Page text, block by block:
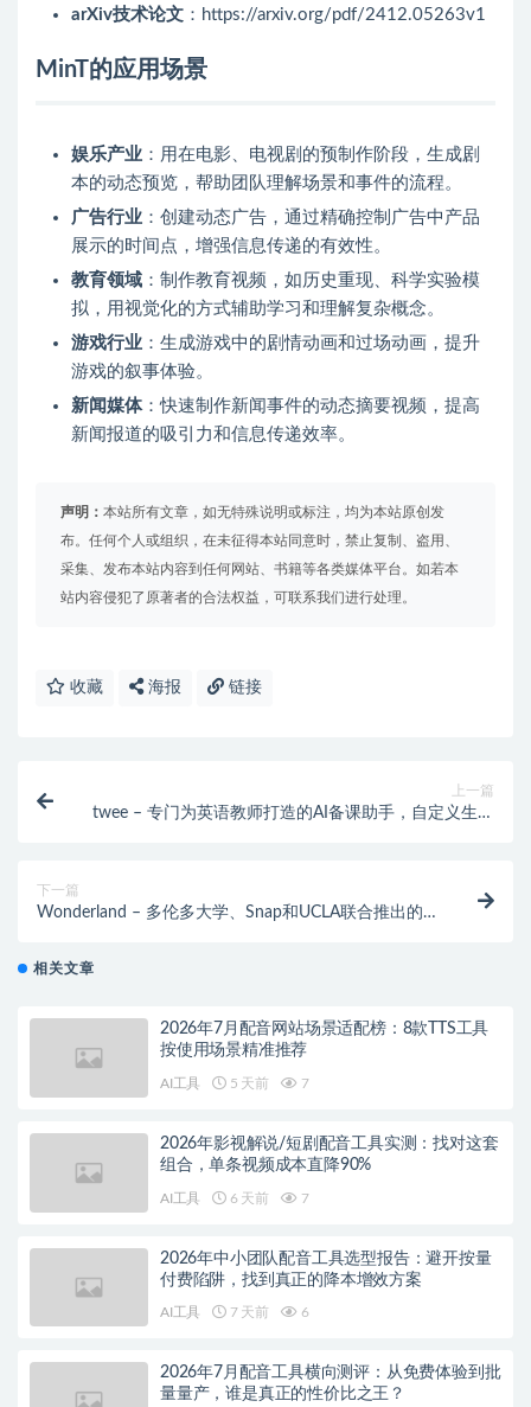
arXiv技术论文 ：https://arxiv.org/pdf/2412.05263v1
MinT的应用场景
娱乐产业 ：用在电影、电视剧的预制作阶段，生成剧
本的动态预览，帮助团队理解场景和事件的流程。
广告行业 ：创建动态广告，通过精确控制广告中产品
展示的时间点，增强信息传递的有效性。
教育领域 ：制作教育视频，如历史重现、科学实验模
拟，用视觉化的方式辅助学习和理解复杂概念。
游戏行业 ：生成游戏中的剧情动画和过场动画，提升
游戏的叙事体验。
新闻媒体：快速制作新闻事件的动态摘要视频，提高
新闻报道的吸引力和信息传递效率。
声明： 本站所有文章，如无特殊说明或标注，均为本站原创发
布。任何个人或组织，在未征得本站同意时，禁止复制、盗用、
采集、发布本站内容到任何网站、书籍等各类媒体平台。如若本
站内容侵犯了原著者的合法权益，可联系我们进行处理。
收藏 海报 链接
上一篇
twee – 专门为英语教师打造的AI备课助手，自定义生成
下一篇
Wonderland – 多伦多大学、Snap和UCLA联合推出的单
相关文章
2026年7月配音网站场景适配榜：8款TTS工具
按使用场景精准推荐
AI工具 5 天前 7
2026年影视解说/短剧配音工具实测：找对这套
组合，单条视频成本直降90%
AI工具 6 天前 7
2026年中小团队配音工具选型报告：避开按量
付费陷阱，找到真正的降本增效方案
AI工具 7 天前 6
2026年7月配音工具横向测评：从免费体验到批
量量产，谁是真正的性价比之王？